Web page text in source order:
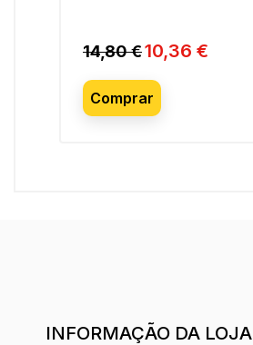
Preço
14,80 €Preço
10,36 €
Comprar
INFORMAÇÃO DA LOJA